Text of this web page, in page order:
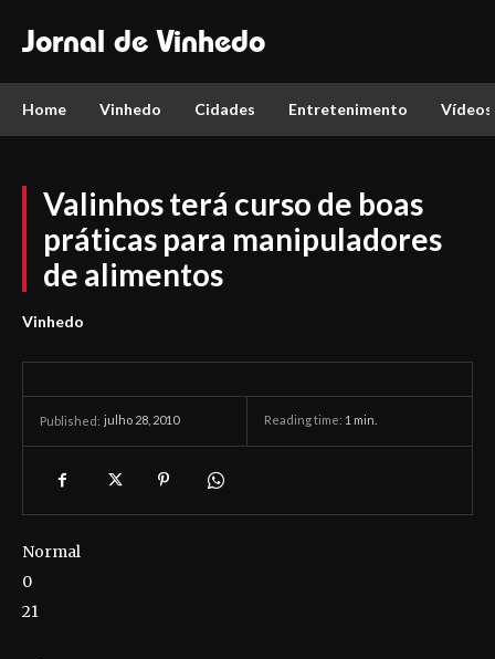
Jornal de Vinhedo
Home Vinhedo Cidades Entretenimento Vídeos
Valinhos terá curso de boas
práticas para manipuladores
de alimentos
Vinhedo
Published: julho 28, 2010 Reading time: 1 min.
Normal
0
21